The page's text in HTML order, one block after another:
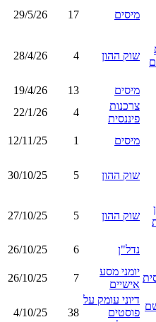
מיסים 17
29/5/26
שוק ההון 4
28/4/26
מיסים 13
19/4/26
צרכנות
פיננסית
4
22/1/26
מיסים 1
12/11/25
שוק ההון 5
30/10/25
שוק ההון 5
27/10/25
נדל"ן 6
26/10/25
יומני מסע
אישיים
7
26/10/25
דיוני עומק על
פוסטים
38
4/10/25